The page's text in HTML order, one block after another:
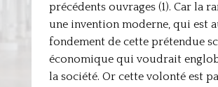
précédents ouvrages (1). Car la
une invention moderne, qui est
fondement de cette prétendue
économique qui voudrait
la société. Or cette volonté est